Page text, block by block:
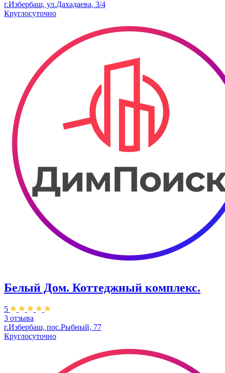
г.Избербаш, ул.Дахадаева, 3/4
Круглосуточно
Белый Дом. ​Коттеджный комплекс.
5
3 отзыва
г.Избербаш, пос.Рыбный, 77
Круглосуточно